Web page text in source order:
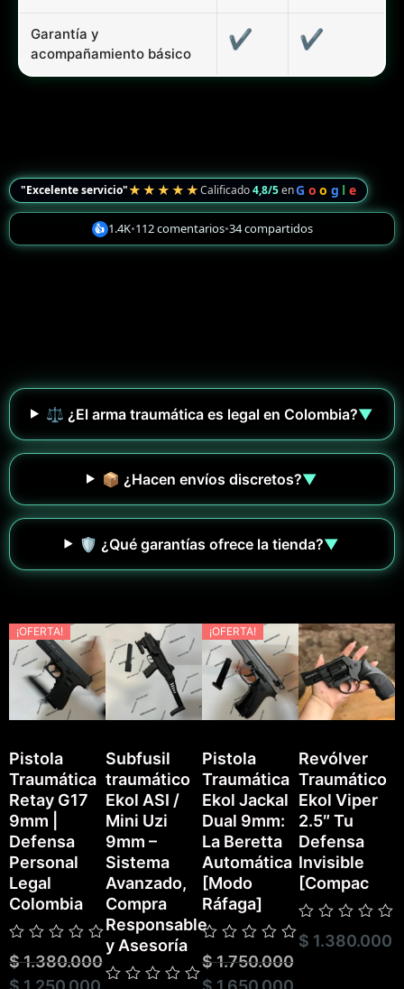
Garantía y
acompañamiento básico
✔ ✔
"Excelente servicio"★★★★★Calificado4,8/5enG o o g l e
👍 1.4K•112 comentarios•34 compartidos
⚖️ ¿El arma traumática es legal en Colombia?▼
📦 ¿Hacen envíos discretos?▼
🛡️ ¿Qué garantías ofrece la tienda?▼
¡OFERTA!
Pistola
Traumática
Retay G17
9mm |
Defensa
Personal
Legal
Colombia
Valorado
con
0
$1.380.000
Subfusil
traumático
Ekol ASI /
Mini Uzi
9mm –
Sistema
Avanzado,
Compra
Responsable
y Asesoría
¡OFERTA!
Pistola
Traumática
Ekol Jackal
Dual 9mm:
La Beretta
Automática
[Modo
Ráfaga]
Valorado
con
0
$1.750.000
Revólver
Traumático
Ekol Viper
2.5″ Tu
Defensa
Invisible
[Compac
Valorado
con
$ 1.380.000